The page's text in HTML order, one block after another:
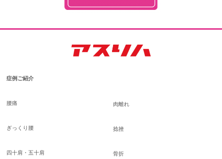
症例ご紹介
腰痛
ぎっくり腰
四十肩・五十肩
肉離れ
捻挫
骨折